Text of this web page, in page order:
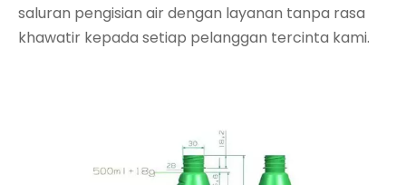
saluran pengisian air dengan layanan tanpa rasa
khawatir kepada setiap pelanggan tercinta kami.